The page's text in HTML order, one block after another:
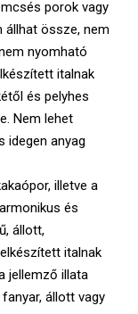
porok vagy
állhat össze, nem
nyomható
italnak
és pelyhes
Nem lehet
idegen anyag
illetve a
és
állott,
italnak
jellemző illata
állott vagy